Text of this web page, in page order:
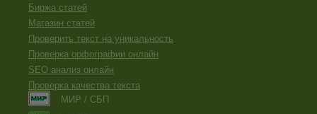
Биржа статей
Магазин статей
Проверить текст на уникальность
Проверка орфографии онлайн
SEO анализ онлайн
Проверка качества текста
МИР / СБП